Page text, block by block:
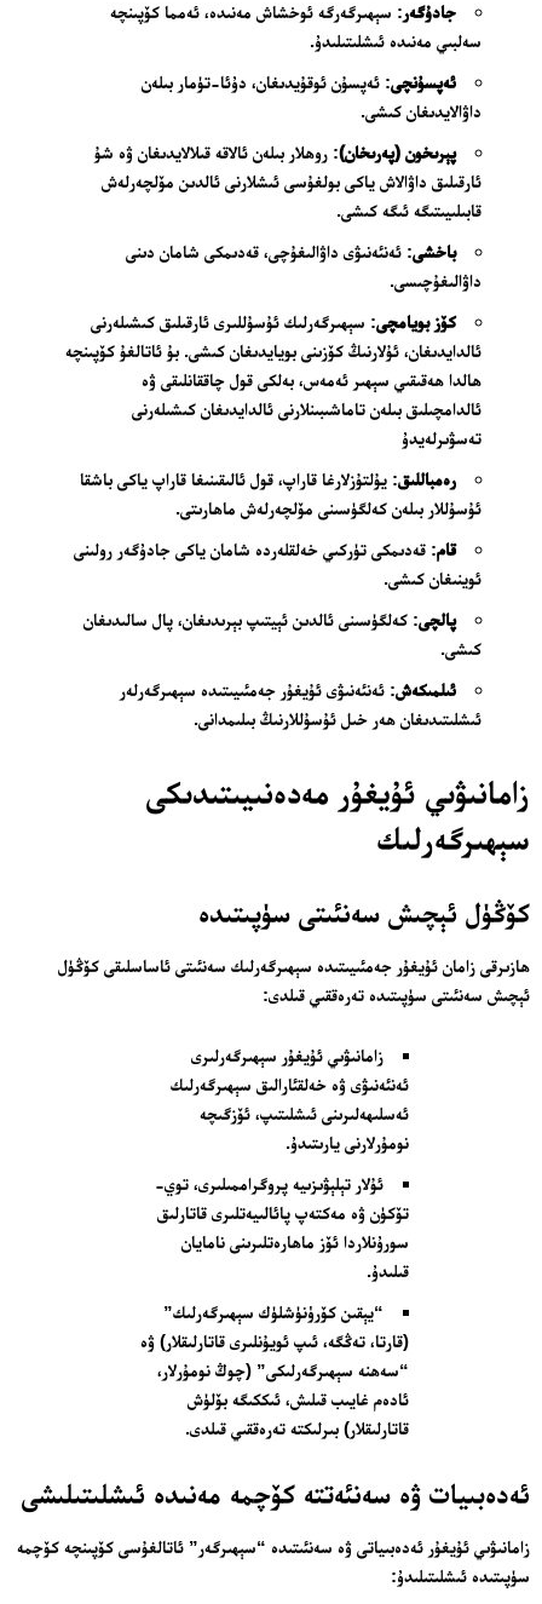
جادۇگەر: سېھىرگەرگە ئوخشاش مەنىدە، ئەمما كۆپىنچە
سەلبىي مەنىدە ئىشلىتىلىدۇ.
ئەپسۇنچى: ئەپسۇن ئوقۇيدىغان، دۇئا-تۈمار بىلەن
داۋالايدىغان كىشى.
پېرىخون (پەرىخان): روھلار بىلەن ئالاقە قىلالايدىغان ۋە شۇ
ئارقىلىق داۋالاش ياكى بولغۇسى ئىشلارنى ئالدىن مۆلچەرلەش
قابىلىيىتىگە ئىگە كىشى.
باخشى: ئەنئەنىۋى داۋالىغۇچى، قەدىمكى شامان دىنى
داۋالىغۇچىسى.
كۆز بويامچى: سېھىرگەرلىك ئۇسۇللىرى ئارقىلىق كىشىلەرنى
ئالدايدىغان، ئۇلارنىڭ كۆزىنى بويايدىغان كىشى. بۇ ئاتالغۇ كۆپىنچە
ھالدا ھەقىقىي سېھىر ئەمەس، بەلكى قول چاققانلىقى ۋە
ئالدامچىلىق بىلەن تاماشىبىنلارنى ئالدايدىغان كىشىلەرنى
تەسۋىرلەيدۇ
رەمباللىق: يۇلتۇزلارغا قاراپ، قول ئالىقىنىغا قاراپ ياكى باشقا
ئۇسۇللار بىلەن كەلگۈسىنى مۆلچەرلەش ماھارىتى.
قام: قەدىمكى تۈركىي خەلقلەردە شامان ياكى جادۇگەر رولىنى
ئوينىغان كىشى.
پالچى: كەلگۈسىنى ئالدىن ئېيتىپ بېرىدىغان، پال سالىدىغان
كىشى.
ئىلمىكەش: ئەنئەنىۋى ئۇيغۇر جەمئىيىتىدە سېھىرگەرلەر
ئىشلىتىدىغان ھەر خىل ئۇسۇللارنىڭ بىلىمدانى.
زامانىۋىي ئۇيغۇر مەدەنىيىتىدىكى
سېھىرگەرلىك
كۆڭۈل ئېچىش سەنئىتى سۈپىتىدە
ھازىرقى زامان ئۇيغۇر جەمئىيىتىدە سېھىرگەرلىك سەنئىتى ئاساسلىقى كۆڭۈل
ئېچىش سەنئىتى سۈپىتىدە تەرەققىي قىلدى:
زامانىۋىي ئۇيغۇر سېھىرگەرلىرى
ئەنئەنىۋى ۋە خەلقئارالىق سېھىرگەرلىك
ئەسلىھەلىرىنى ئىشلىتىپ، ئۆزگىچە
نومۇرلارنى يارىتىدۇ.
ئۇلار تېلېۋىزىيە پروگراممىلىرى، توي-
تۆكۈن ۋە مەكتەپ پائالىيەتلىرى قاتارلىق
سورۇنلاردا ئۆز ماھارەتلىرىنى نامايان
قىلىدۇ.
“يېقىن كۆرۈنۈشلۈك سېھىرگەرلىك”
(قارتا، تەڭگە، ئىپ ئويۇنلىرى قاتارلىقلار) ۋە
“سەھنە سېھىرگەرلىكى” (چوڭ نومۇرلار،
ئادەم غايىب قىلىش، ئىككىگە بۆلۈش
قاتارلىقلار) بىرلىكتە تەرەققىي قىلدى.
ئەدەبىيات ۋە سەنئەتتە كۆچمە مەنىدە ئىشلىتىلىشى
زامانىۋىي ئۇيغۇر ئەدەبىياتى ۋە سەنئىتىدە “سېھىرگەر” ئاتالغۇسى كۆپىنچە كۆچمە
سۈپىتىدە ئىشلىتىلىدۇ: